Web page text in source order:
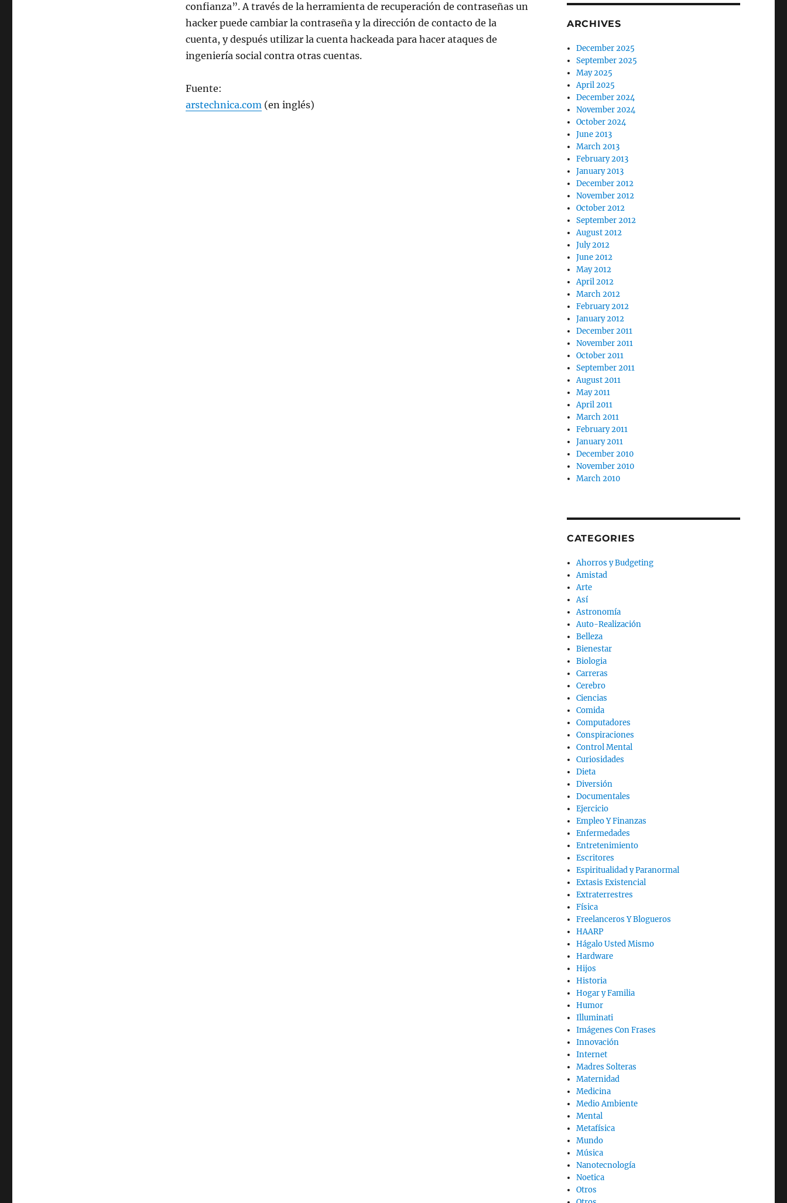
confianza”. A través de la herramienta de recuperación de contraseñas un
hacker puede cambiar la contraseña y la dirección de contacto de la
cuenta, y después utilizar la cuenta hackeada para hacer ataques de
ingeniería social contra otras cuentas.
Fuente:
arstechnica.com(en inglés)
ARCHIVES
December 2025
September 2025
May 2025
April 2025
December 2024
November 2024
October 2024
June 2013
March 2013
February 2013
January 2013
December 2012
November 2012
October 2012
September 2012
August 2012
July 2012
June 2012
May 2012
April 2012
March 2012
February 2012
January 2012
December 2011
November 2011
October 2011
September 2011
August 2011
May 2011
April 2011
March 2011
February 2011
January 2011
December 2010
November 2010
March 2010
CATEGORIES
Ahorros y Budgeting
Amistad
Arte
Así
Astronomía
Auto-Realización
Belleza
Bienestar
Biologia
Carreras
Cerebro
Ciencias
Comida
Computadores
Conspiraciones
Control Mental
Curiosidades
Dieta
Diversión
Documentales
Ejercicio
Empleo Y Finanzas
Enfermedades
Entretenimiento
Escritores
Espiritualidad y Paranormal
Extasis Existencial
Extraterrestres
Física
Freelanceros Y Blogueros
HAARP
Hágalo Usted Mismo
Hardware
Hijos
Historia
Hogar y Familia
Humor
Illuminati
Imágenes Con Frases
Innovación
Internet
Madres Solteras
Maternidad
Medicina
Medio Ambiente
Mental
Metafísica
Mundo
Música
Nanotecnología
Noetica
Otros